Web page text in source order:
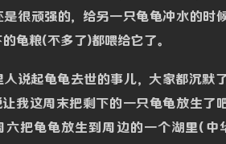
是很顽强的，给另一只龟龟冲水的时
龟粮(不多了)都喂给它了。
人说起龟龟去世的事儿，大家都沉默
让我这周末把剩下的一只龟龟放生了
六把龟龟放生到周边的一个湖里(中